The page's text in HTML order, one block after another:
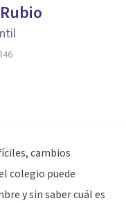
cambios
colegio puede
y sin saber cuál es